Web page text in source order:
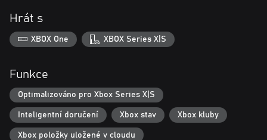
Hrát s
XBOX One XBOX Series X|S
Funkce
Optimalizováno pro Xbox Series X|S
Inteligentní doručení Xbox stav Xbox kluby
Xbox položky uložené v cloudu